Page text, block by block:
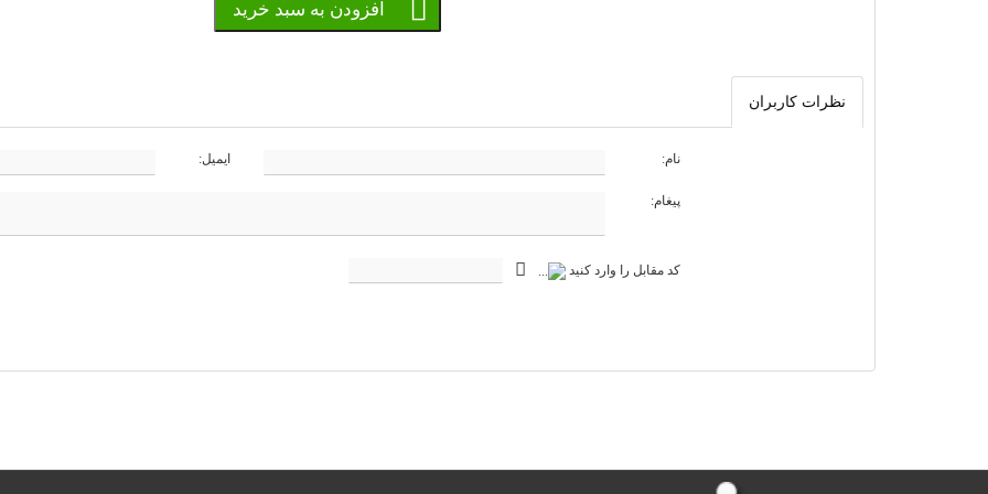
افزودن به سبد خرید
نظرات کاربران
نام: ایمیل:
پیغام:
کد مقابل را وارد کنید